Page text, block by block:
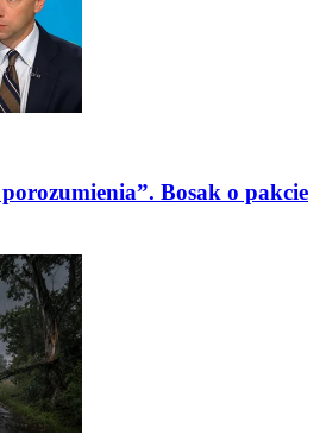
Bosak o pakcie